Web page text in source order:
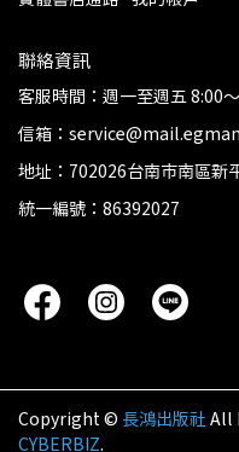
聯絡資訊
客服時間：週一至週五 8:00
信箱：
地址：702026台南市南區新
統一編號：86392027
Copyright © 長鴻出版社 All
CYBERBIZ.